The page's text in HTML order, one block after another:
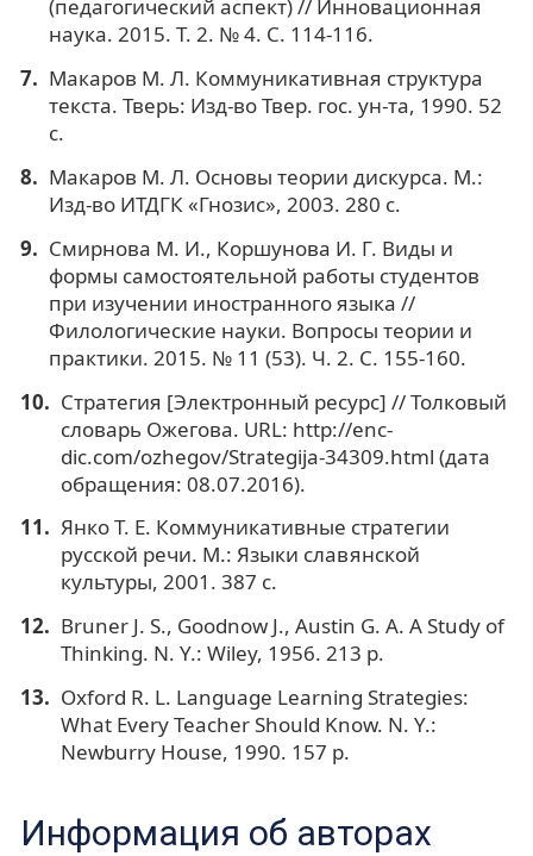
(педагогический аспект) // Инновационная
наука. 2015. Т. 2. № 4. С. 114-116.
Макаров М. Л. Коммуникативная структура
текста. Тверь: Изд-во Твер. гос. ун-та, 1990. 52
с.
Макаров М. Л. Основы теории дискурса. М.:
Изд-во ИТДГК «Гнозис», 2003. 280 с.
Смирнова М. И., Коршунова И. Г. Виды и
формы самостоятельной работы студентов
при изучении иностранного языка //
Филологические науки. Вопросы теории и
практики. 2015. № 11 (53). Ч. 2. С. 155-160.
Стратегия [Электронный ресурс] // Толковый
словарь Ожегова. URL: http://enc-
dic.com/ozhegov/Strategija-34309.html (дата
обращения: 08.07.2016).
Янко Т. Е. Коммуникативные стратегии
русской речи. М.: Языки славянской
культуры, 2001. 387 c.
Bruner J. S., Goodnow J., Austin G. A. A Study of
Thinking. N. Y.: Wiley, 1956. 213 р.
Oxford R. L. Language Learning Strategies:
What Every Teacher Should Know. N. Y.:
Newburry House, 1990. 157 р.
Информация об авторах